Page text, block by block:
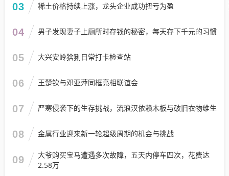
03 稀土价格持续上涨，龙头企业成功扭亏为盈
04 男子发现妻子上厕所时存钱的秘密，每天存下千元的习惯
05 大兴安岭猞猁日常打卡检查站
06 王楚钦与邓亚萍同框亮相联谊会
07 严寒侵袭下的生存挑战，流浪汉依赖木板与破旧衣物维生
08 金属行业迎来新一轮超级周期的机会与挑战
09
大爷购买宝马遭遇多次故障，五天内停车四次，花费达
2.58万